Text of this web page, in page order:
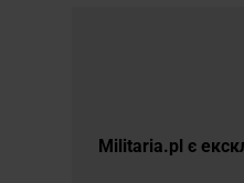
Militaria.pl є